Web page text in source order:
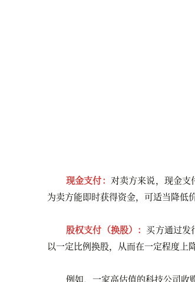
现金支付： 对卖方来说，现金支
为卖方能即时获得资金，可适当降低
股权支付（换股）： 买方通过发
以一定比例换股，从而在一定程度上
例如，一家高估值的科技公司收